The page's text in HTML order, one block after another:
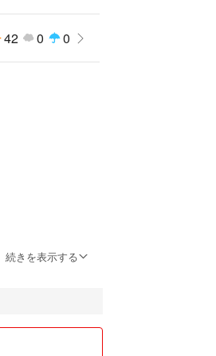
42 0 0
続きを表示する